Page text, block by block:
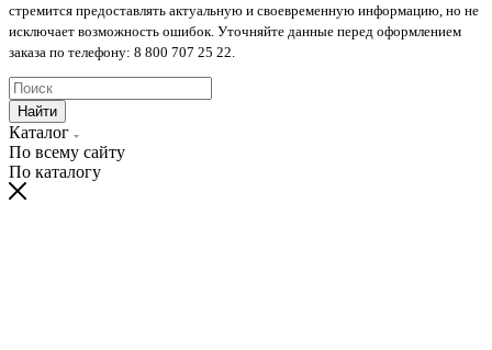
стремится предоставлять актуальную и своевременную информацию, но не
исключает возможность ошибок. Уточняйте данные перед оформлением
заказа по телефону: 8 800 707 25 22.
Найти
Каталог
По всему сайту
По каталогу